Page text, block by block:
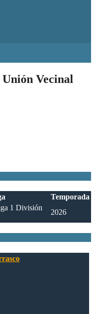
Unión Vecinal
Temporada
1 División
2026